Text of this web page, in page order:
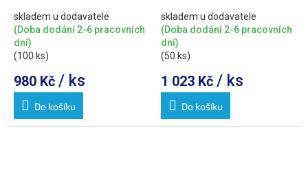
skladem u dodavatele
(Doba dodání 2-6 pracovních
dní)
(100 ks)
980 Kč / ks
Do košíku
skladem u dodavatele
(Doba dodání 2-6 pracovních
dní)
(50 ks)
1 023 Kč / ks
Do košíku